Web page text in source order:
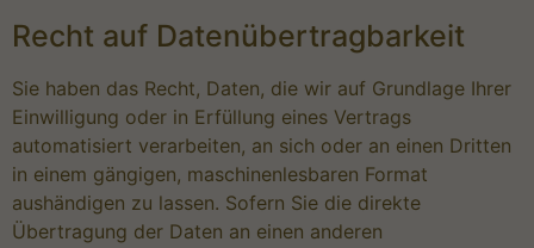
Recht auf Daten­übertrag­barkeit
Sie haben das Recht, Daten, die wir auf Grundlage Ihrer
Einwilligung oder in Erfüllung eines Vertrags
automatisiert verarbeiten, an sich oder an einen Dritten
in einem gängigen, maschinenlesbaren Format
aushändigen zu lassen. Sofern Sie die direkte
Übertragung der Daten an einen anderen